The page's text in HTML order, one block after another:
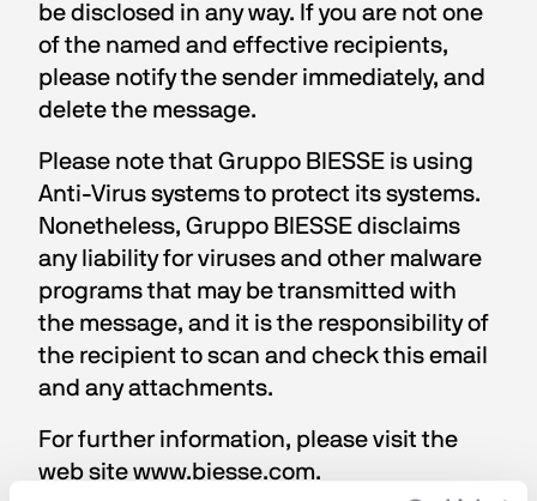
be disclosed in any way. If you are not one
of the named and effective recipients,
please notify the sender immediately, and
delete the message.
Please note that Gruppo BIESSE is using
Anti-Virus systems to protect its systems.
Nonetheless, Gruppo BIESSE disclaims
any liability for viruses and other malware
programs that may be transmitted with
the message, and it is the responsibility of
the recipient to scan and check this email
and any attachments.
For further information, please visit the
web site www.biesse.com.